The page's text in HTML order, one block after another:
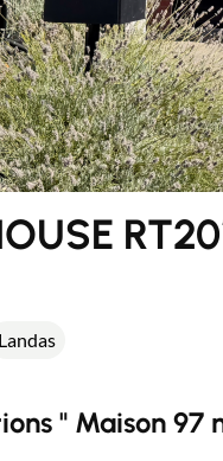
Landas
" Maison 97